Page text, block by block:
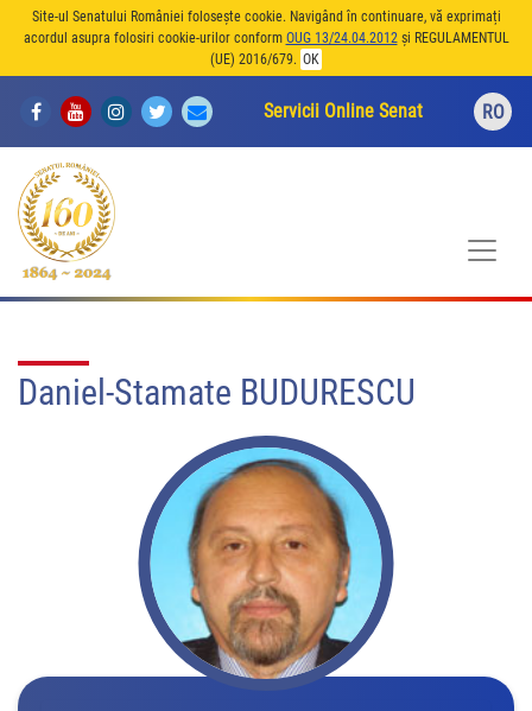
Site-ul Senatului României folosește cookie. Navigând în continuare, vă exprimați
acordul asupra folosiri cookie-urilor conform OUG 13/24.04.2012și REGULAMENTUL
(UE) 2016/679. OK
Servicii Online Senat RO
Daniel-Stamate BUDURESCU